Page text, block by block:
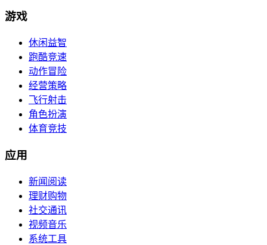
游戏
休闲益智
跑酷竞速
动作冒险
经营策略
飞行射击
角色扮演
体育竞技
应用
新闻阅读
理财购物
社交通讯
视频音乐
系统工具